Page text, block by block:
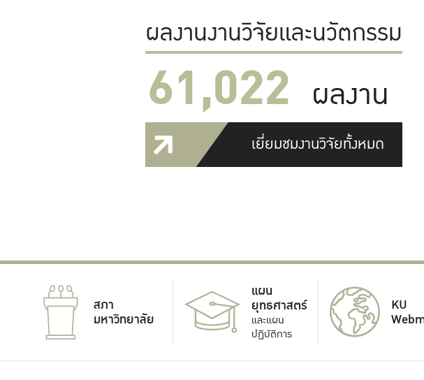
ผลงานงานวิจัยและนวัตกรรม
61,022 ผลงาน
เยี่ยมชมงานวิจัยทั้งหมด
สภา
มหาวิทยาลัย
แผน
ยุทธศาสตร์
และแผน
ปฏิบัติการ
KU